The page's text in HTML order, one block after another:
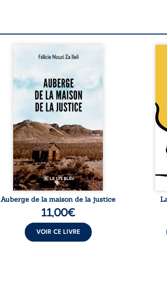
Auberge de la maison de la
parcours exemplaire de Mbala
Zi Nkuaku Lema Félix.
Magistrat intègre, fervent
défenseur des droits humains
et de l’indépendance
judiciaire, il voit sa carrière de
trente-quatre ans brutalement
brisée par une révocation
arbitraire en 2009, plongeant
sa vie dans un chaos matériel
et moral. À ...
Auberge de la maison de la justice
11,00€
VOIR CE LIVRE
le